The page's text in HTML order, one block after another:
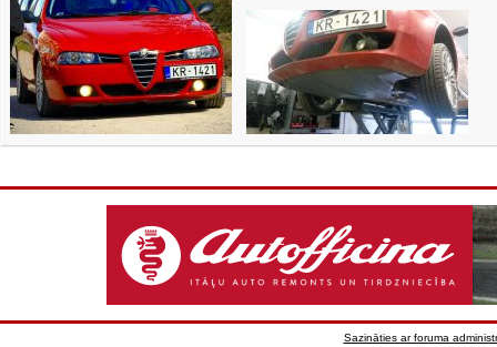
Sazināties ar foruma